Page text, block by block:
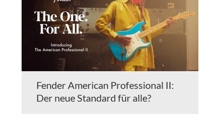
Fender American Professional II:
Der neue Standard für alle?